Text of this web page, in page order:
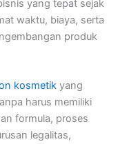
yang tepat sejak
waktu, biaya, serta
produk
kosmetik yang
harus memiliki
formula, proses
legalitas,